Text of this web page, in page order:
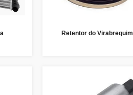
Retentor do Virabrequim